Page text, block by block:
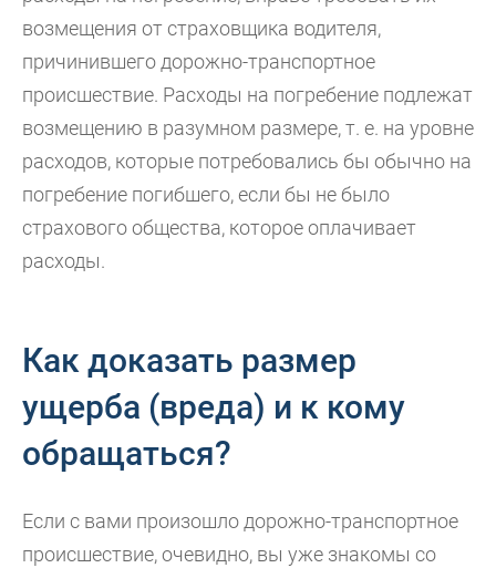
возмещения от страховщика водителя,
причинившего дорожно-транспортное
происшествие. Расходы на погребение подлежат
возмещению в разумном размере, т. е. на уровне
расходов, которые потребовались бы обычно на
погребение погибшего, если бы не было
страхового общества, которое оплачивает
расходы.
Как доказать размер
ущерба (вреда) и к кому
обращаться?
Если с вами произошло дорожно-транспортное
происшествие, очевидно, вы уже знакомы со